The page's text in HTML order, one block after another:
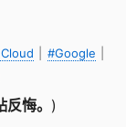
#Google
悔。 )